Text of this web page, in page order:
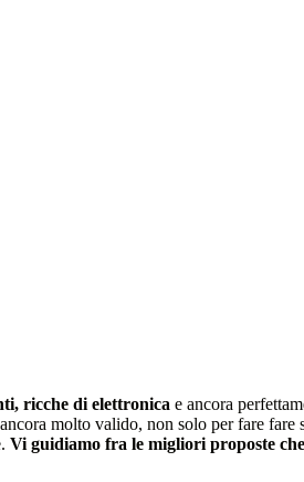
ricche di elettronica e ancora
molto valido, non solo per fare
Vi guidiamo fra le migliori proposte